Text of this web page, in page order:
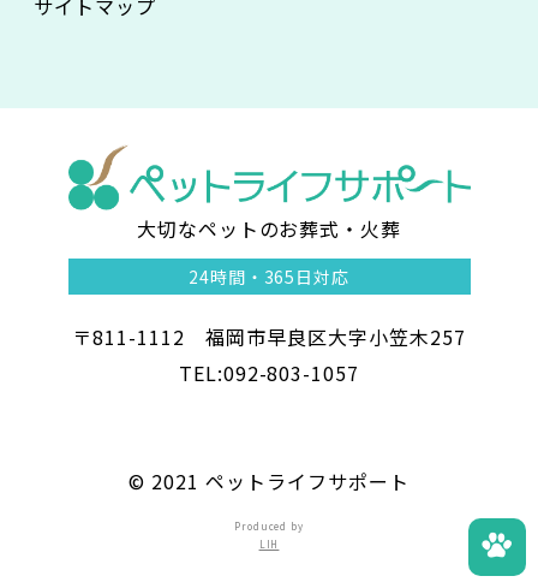
ッ
ト
大切なペットのお葬式・火葬
24時間・ 365日対応
〒811-1112 福岡市早良区大字小笠木257
TEL:092-803-1057
©︎ 2021 ペットライフサポート
Produced by
LIH